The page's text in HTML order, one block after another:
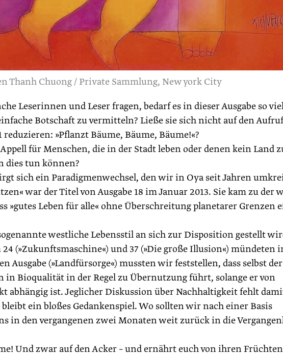
Thanh Chuong / Private Sammlung, New york City
Leserinnen und Leser fragen, bedarf es in dieser Ausgabe so
Botschaft zu vermitteln? Ließe sie sich nicht auf den
»Pflanzt Bäume, Bäume, Bäume!«?
für Menschen, die in der Stadt leben oder denen kein Land
dies tun können?
sich ein Paradigmenwechsel, den wir in Oya seit Jahren
war der Titel von Ausgabe 18 im Januar 2013. Sie kam zu der
»gutes Leben für alle« ohne Überschreitung planetarer Grenzen
westliche Lebensstil an sich zur Disposition gestellt
24 (»Zukunftsmaschine«) und 37 (»Die große Illusion«) mündeten
Ausgabe (»Landfürsorge«) mussten wir feststellen, dass selbst der
Bioqualität in der Regel zu Übernutzung führt, solange er von
abhängig ist. Jeglicher Diskussion über Nachhaltigkeit fehlt
ein bloßes Gedankenspiel. Wo sollten wir nach einer Basis
in den vergangenen zwei Monaten weit zurück in die
Und zwar auf den Acker – und ernährt euch von ihren